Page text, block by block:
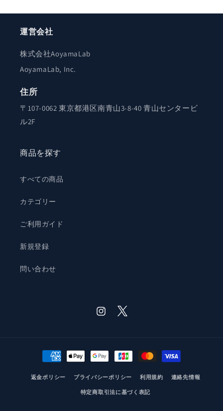
運営会社
株式会社AoyamaLab
AoyamaLab, Inc.
住所
〒107-0062 東京都港区南青山3-8-40 青山センタービ
ル2F
商品を探す
すべての商品
カテゴリー
ご利用ガイド
新規登録
問い合わせ
InstagramTwitter
決
済
方
返金ポリシー プライバシーポリシー 利用規約 連絡先情報
特定商取引法に基づく表記